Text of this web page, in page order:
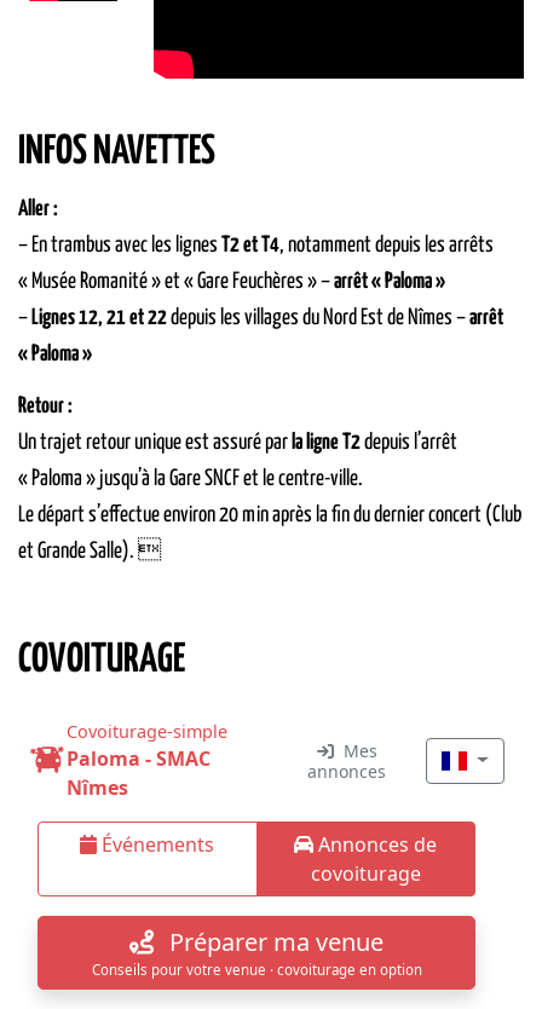
INFOS NAVETTES
Aller :
– En trambus avec les lignes T2 et T4, notamment depuis les arrêts
« Musée Romanité » et « Gare Feuchères » –arrêt « Paloma »
– Lignes 12, 21 et 22depuis les villages du Nord Est de Nîmes –arrêt
« Paloma »
Retour :
Un trajet retour unique est assuré par la ligne T2depuis l’arrêt
« Paloma » jusqu’à la Gare SNCF et le centre-ville.
Le départ s’effectue environ 20 min après la fin du dernier concert (Club
et Grande Salle). 
COVOITURAGE